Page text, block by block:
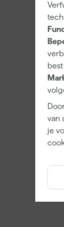
van
je